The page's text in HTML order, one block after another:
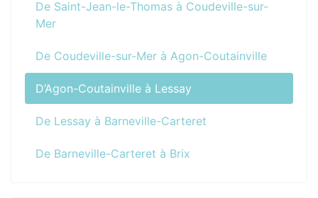
De Saint-Jean-le-Thomas à Coudeville-sur-
Mer
De Coudeville-sur-Mer à Agon-Coutainville
D’Agon-Coutainville à Lessay
De Lessay à Barneville-Carteret
De Barneville-Carteret à Brix